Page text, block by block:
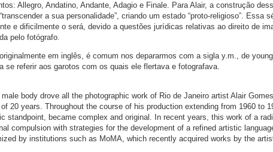
Allegro, Andatino, Andante, Adagio e Finale. Para Alair, a construção
a sua personalidade”, criando um estado “proto-religioso”. Essa
e dificilmente o será, devido a questões jurídicas relativas ao direito de
pelo fotógrafo.
em inglês, é comum nos depararmos com a sigla y.m., de
se referir aos garotos com os quais ele flertava e fotografava.
body drove all the photographic work of Rio de Janeiro artist Alair
20 years. Throughout the course of his production extending from 1960 to
standpoint, became complex and original. In recent years, this work of a
compulsion with strategies for the development of a refined artistic
by institutions such as MoMA, which recently acquired works by the